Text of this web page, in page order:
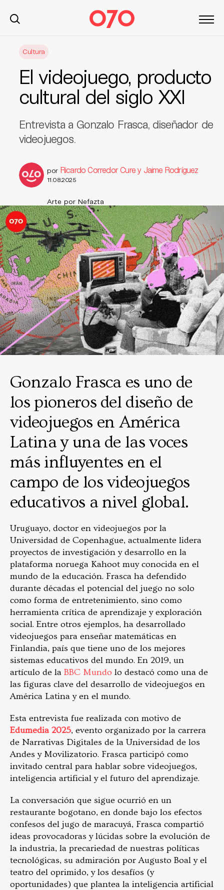
Cultura
El videojuego, producto
cultural del siglo XXI
Entrevista a Gonzalo Frasca, diseñador de
videojuegos.
por Ricardo Corredor Cure y Jaime Rodríguez
11.08.2025
Arte por Nefazta
Gonzalo Frasca es uno de
los pioneros del diseño de
videojuegos en América
Latina y una de las voces
más influyentes en el
campo de los videojuegos
educativos a nivel global.
Uruguayo, doctor en videojuegos por la
Universidad de Copenhague, actualmente lidera
proyectos de investigación y desarrollo en la
plataforma noruega Kahoot muy conocida en el
mundo de la educación. Frasca ha defendido
durante décadas el potencial del juego no solo
como forma de entretenimiento, sino como
herramienta crítica de aprendizaje y exploración
social. Entre otros ejemplos, ha desarrollado
videojuegos para enseñar matemáticas en
Finlandia, país que tiene uno de los mejores
sistemas educativos del mundo. En 2019, un
artículo de la BBC Mundo lo destacó como una de
las figuras clave del desarrollo de videojuegos en
América Latina y en el mundo.
Esta entrevista fue realizada con motivo de
Edumedia 2025, evento organizado por la carrera
de Narrativas Digitales de la Universidad de los
Andes y Movilizatorio. Frasca participó como
invitado central para hablar sobre videojuegos,
inteligencia artificial y el futuro del aprendizaje.
La conversación que sigue ocurrió en un
restaurante bogotano, en donde bajo los efectos
confesos del jugo de maracuyá, Frasca compartió
ideas provocadoras y lúcidas sobre la evolución de
la industria, la precariedad de nuestras políticas
tecnológicas, su admiración por Augusto Boal y el
teatro del oprimido, y los desafíos (y
oportunidades) que plantea la inteligencia artificial